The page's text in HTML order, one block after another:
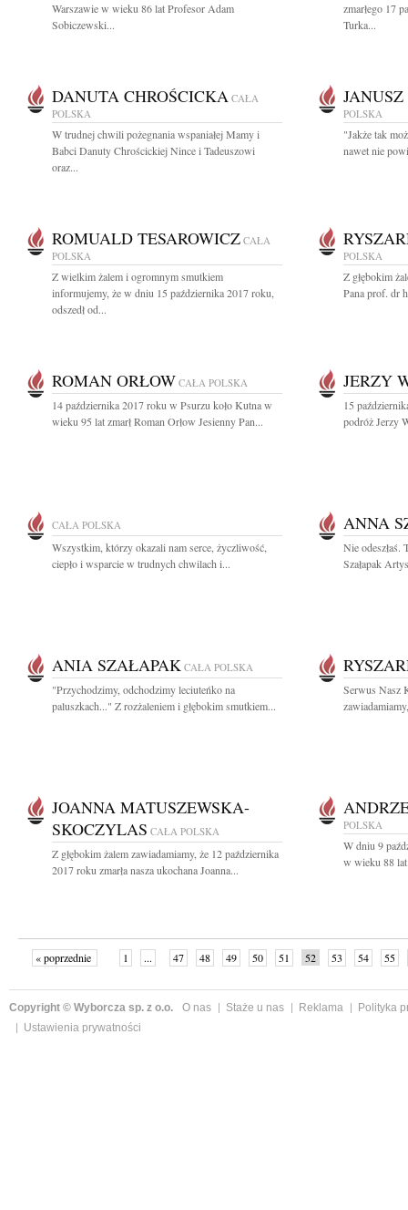
Warszawie w wieku 86 lat Profesor Adam
Sobiczewski...
zmarłego 17
Turka...
DANUTA CHROŚCICKA CAŁA
POLSKA
W trudnej chwili pożegnania wspaniałej Mamy i
Babci Danuty Chrościckiej Nince i Tadeuszowi
oraz...
POLSKA
"Jakże tak
nawet nie
ROMUALD TESAROWICZ CAŁA
POLSKA
Z wielkim żalem i ogromnym smutkiem
informujemy, że w dniu 15 października 2017 roku,
odszedł od...
POLSKA
Z głębokim
Pana prof. dr
ROMAN ORŁOW CAŁA POLSKA
14 października 2017 roku w Psurzu koło Kutna w
wieku 95 lat zmarł Roman Orłow Jesienny Pan...
JERZY
15
podróż Jerzy
CAŁA POLSKA
Wszystkim, którzy okazali nam serce, życzliwość,
ciepło i wsparcie w trudnych chwilach i...
ANNA
Nie odeszłaś.
Szałapak
ANIA SZAŁAPAK CAŁA POLSKA
"Przychodzimy, odchodzimy leciuteńko na
paluszkach..." Z rozżaleniem i głębokim smutkiem...
Serwus Nasz
JOANNA MATUSZEWSKA-
SKOCZYLAS CAŁA POLSKA
Z głębokim żalem zawiadamiamy, że 12 października
2017 roku zmarła nasza ukochana Joanna...
POLSKA
W dniu 9
w wieku 88
« poprzednie 1 ... 47 48 49 50 51 52 53 54
55
Copyright © Wyborcza sp. z o.o. O nas Staże u nas Reklama
Polityka
Ustawienia prywatności